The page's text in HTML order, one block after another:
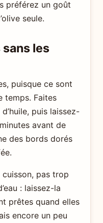
préférez un goût
seule.
les
puisque ce sont
temps. Faites
puis laissez-
avant de
des bords dorés
pas trop
: laissez-la
prêtes quand elles
encore un peu